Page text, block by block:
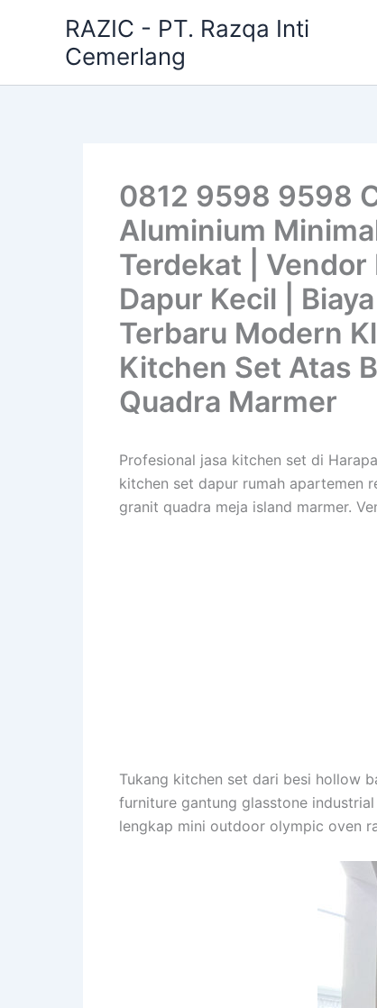
RAZIC - PT. Razqa Inti
Cemerlang
0812 9598 9598
Aluminium
Terdekat |
Dapur Kecil |
Terbaru Modern
Kitchen Set Atas
Quadra Marmer
Profesional jasa kitchen set di
kitchen set dapur rumah apartemen
granit quadra meja island marmer.
Tukang kitchen set dari besi hollow
furniture gantung glasstone
lengkap mini outdoor olympic oven